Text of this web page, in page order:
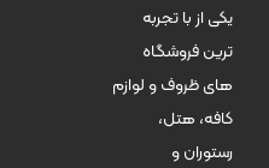
یکی از با تجربه
ترین فروشگاه
های ظروف و لوازم
کافه، هتل،
رستوران و